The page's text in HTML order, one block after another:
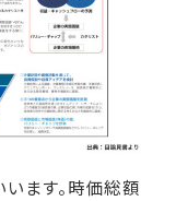
ます。時価総額